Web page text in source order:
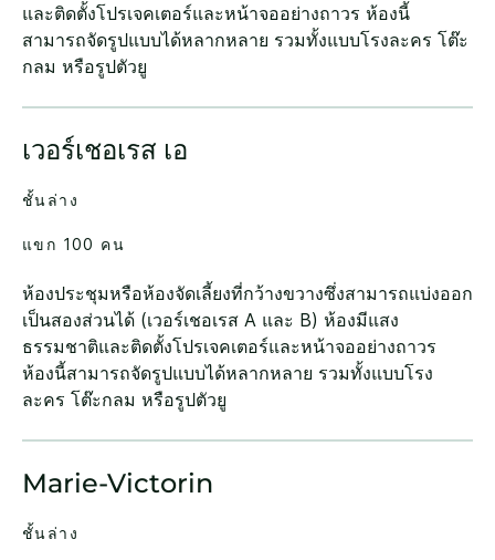
และติดตั้งโปรเจคเตอร์และหน้าจออย่างถาวร ห้องนี้
สามารถจัดรูปแบบได้หลากหลาย รวมทั้งแบบโรงละคร โต๊ะ
กลม หรือรูปตัวยู
เวอร์เชอเรส เอ
ห้องประชุมหรือห้องจัดเลี้ยงที่กว้างขวางซึ่งสามารถแบ่งออก
เป็นสองส่วนได้ (เวอร์เชอเรส A และ B) ห้องมีแสง
ธรรมชาติและติดตั้งโปรเจคเตอร์และหน้าจออย่างถาวร
ห้องนี้สามารถจัดรูปแบบได้หลากหลาย รวมทั้งแบบโรง
ละคร โต๊ะกลม หรือรูปตัวยู
ชั้นล่าง
แขก 100 คน
Marie-Victorin
ชั้นล่าง